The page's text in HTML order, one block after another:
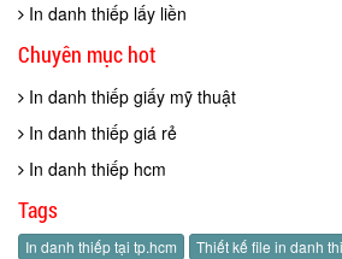
In danh thiếp lấy liền
Chuyên mục hot
In danh thiếp giấy mỹ thuật
In danh thiếp giá rẻ
In danh thiếp hcm
Tags
In danh thiếp tại tp.hcm
Thiết kế file in danh